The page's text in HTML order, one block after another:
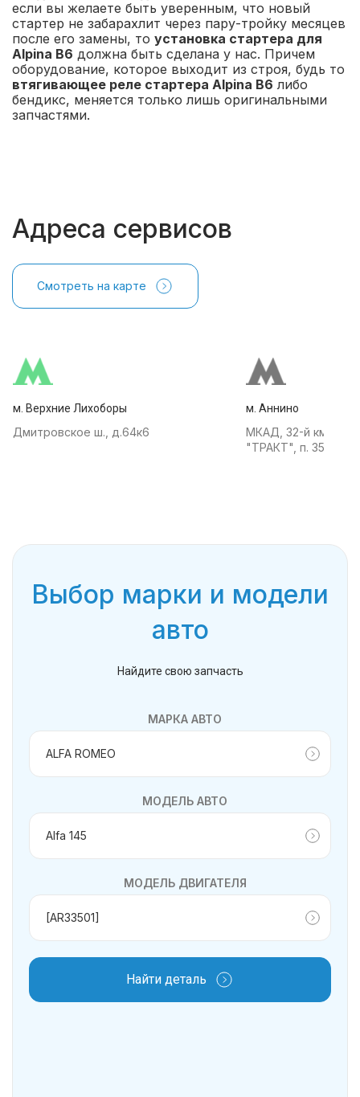
если вы желаете быть уверенным, что новый
стартер не забарахлит через пару-тройку месяцев
после его замены, то установка стартера для
Alpina B6 должна быть сделана у нас. Причем
оборудование, которое выходит из строя, будь то
втягивающее реле стартера Alpina B6 либо
бендикс, меняется только лишь оригинальными
запчастями.
Адреса сервисов
Смотреть на карте
м. Верхние Лихоборы
Дмитровское ш., д.64к6
м. Аннино
МКАД, 32-й км, АТК
"ТРАКТ", п. 35
Выбор марки и модели
авто
Найдите свою запчасть
МАРКА АВТО
МОДЕЛЬ АВТО
МОДЕЛЬ ДВИГАТЕЛЯ
Найти деталь